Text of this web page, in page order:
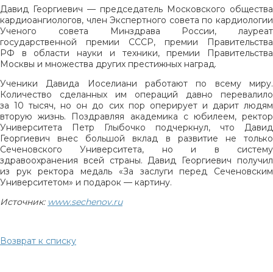
Давид Георгиевич — председатель Московского общества
кардиоангиологов, член Экспертного совета по кардиологии
Ученого совета Минздрава России, лауреат
государственной премии СССР, премии Правительства
РФ в области науки и техники, премии Правительства
Москвы и множества других престижных наград.
Ученики Давида Иоселиани работают по всему миру.
Количество сделанных им операций давно перевалило
за 10 тысяч, но он до сих пор оперирует и дарит людям
вторую жизнь. Поздравляя академика с юбилеем, ректор
Университета Петр Глыбочко подчеркнул, что Давид
Георгиевич внес большой вклад в развитие не только
Сеченовского Университета, но и в систему
здравоохранения всей страны. Давид Георгиевич получил
из рук ректора медаль «За заслуги перед Сеченовским
Университетом» и подарок — картину.
Источник: www.sechenov.ru
Возврат к списку